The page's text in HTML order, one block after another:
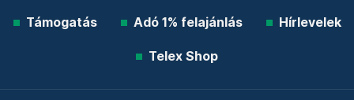
Támogatás Adó 1% felajánlás Hírlevelek
Telex Shop